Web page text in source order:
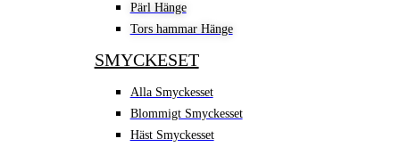
Pärl Hänge
Tors hammar Hänge
SMYCKESET
Alla Smyckesset
Blommigt Smyckesset
Häst Smyckesset